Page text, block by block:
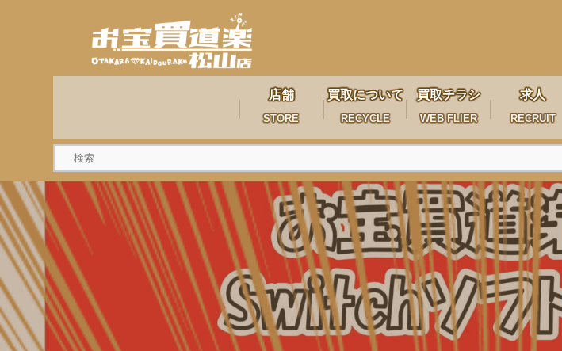
店舗
STORE
買取について
RECYCLE
買取チラシ
WEB FLIER
求人
RECRUIT